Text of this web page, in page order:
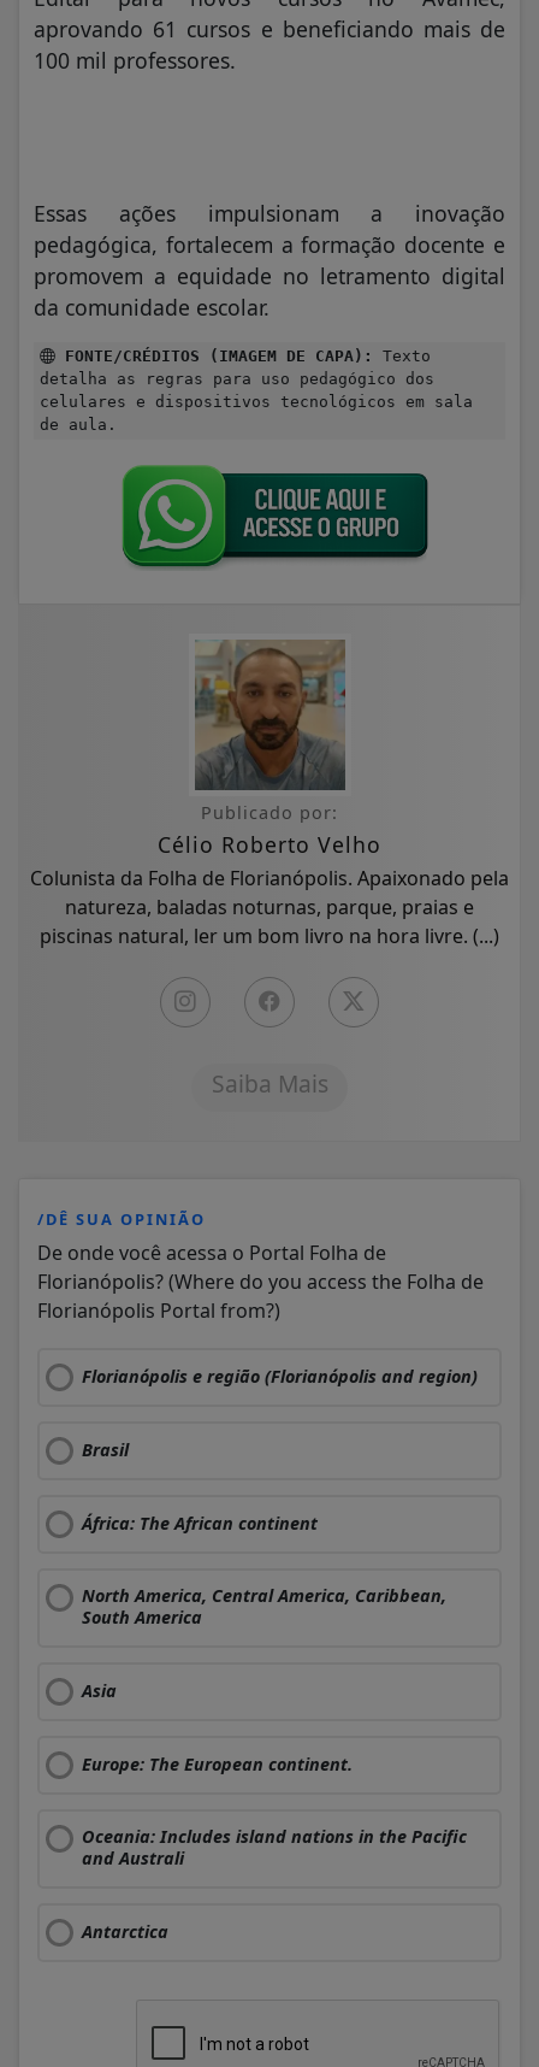
aprovando 61 cursos e beneficiando mais de
100 mil professores.
Essas ações impulsionam a inovação
pedagógica, fortalecem a formação docente e
promovem a equidade no letramento digital
da comunidade escolar.
FONTE/CRÉDITOS (IMAGEM DE CAPA):
Texto
detalha as regras para uso pedagógico dos
celulares e dispositivos tecnológicos em sala
de aula.
Publicado por:
Célio Roberto Velho
Colunista da Folha de Florianópolis. Apaixonado pela
natureza, baladas noturnas, parque, praias e
piscinas natural, ler um bom livro na hora livre. (...)
Saiba Mais
/DÊ SUA OPINIÃO
De onde você acessa o Portal Folha de
Florianópolis? (Where do you access the Folha de
Florianópolis Portal from?)
Florianópolis e região (Florianópolis and region)
Brasil
África: The African continent
North America, Central America, Caribbean,
South America
Asia
Europe: The European continent.
Oceania: Includes island nations in the Pacific
and Australi
Antarctica